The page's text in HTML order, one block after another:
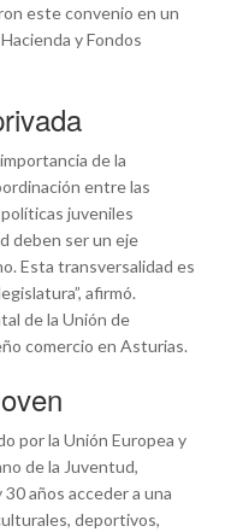
este convenio en un
y Fondos
de la
entre las
juveniles
deben ser un eje
Esta transversalidad es
afirmó.
de la Unión de
comercio en Asturias.
por la Unión Europea y
de la Juventud,
años acceder a una
deportivos,